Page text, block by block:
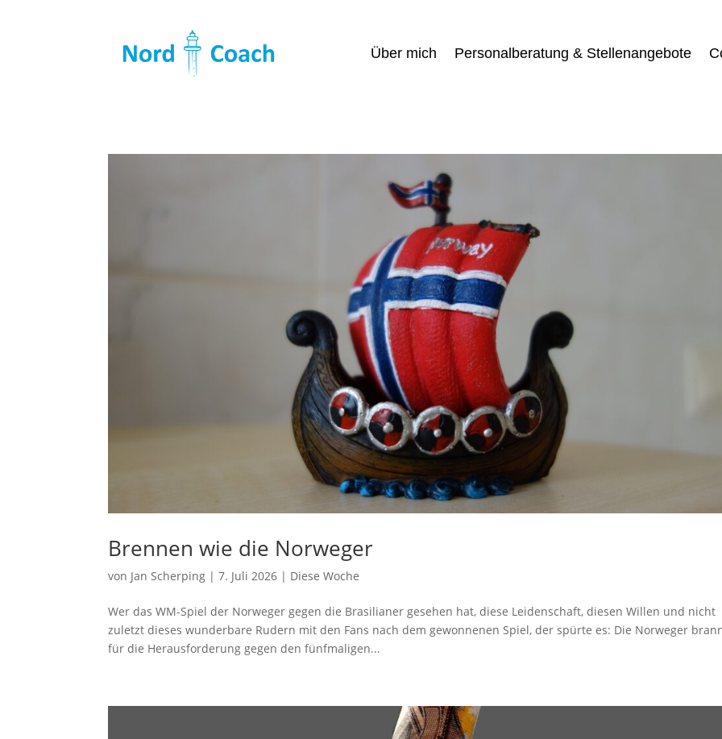
Über mich Personalberatung & Stellenangebote
Brennen wie die Norweger
von Jan Scherping |7. Juli 2026 | Diese Woche
Wer das WM-Spiel der Norweger gegen die Brasilianer gesehen hat, diese Leidenschaft, diesen Willen und nicht
zuletzt dieses wunderbare Rudern mit den Fans nach dem gewonnenen Spiel, der spürte es: Die Norweger
für die Herausforderung gegen den fünfmaligen...